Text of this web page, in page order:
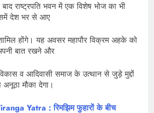
राष्ट्रपति भवन में एक विशेष भोज का भी
देश भर से आए
होंगे। यह अवसर महापौर विक्रम अहके को
बात रखने और
व आदिवासी समाज के उत्थान से जुड़े मुद्दों
मौका देगा।
Yatra : रिमझिम फुहारों के बीच